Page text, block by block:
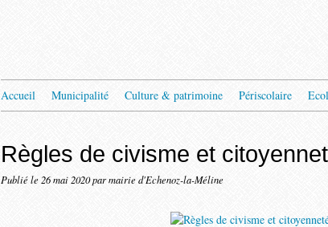
Accueil Municipalité Culture & patrimoine Périscolaire
Règles de civisme et
Publié le 26 mai 2020par mairie d'Echenoz-la-Méline